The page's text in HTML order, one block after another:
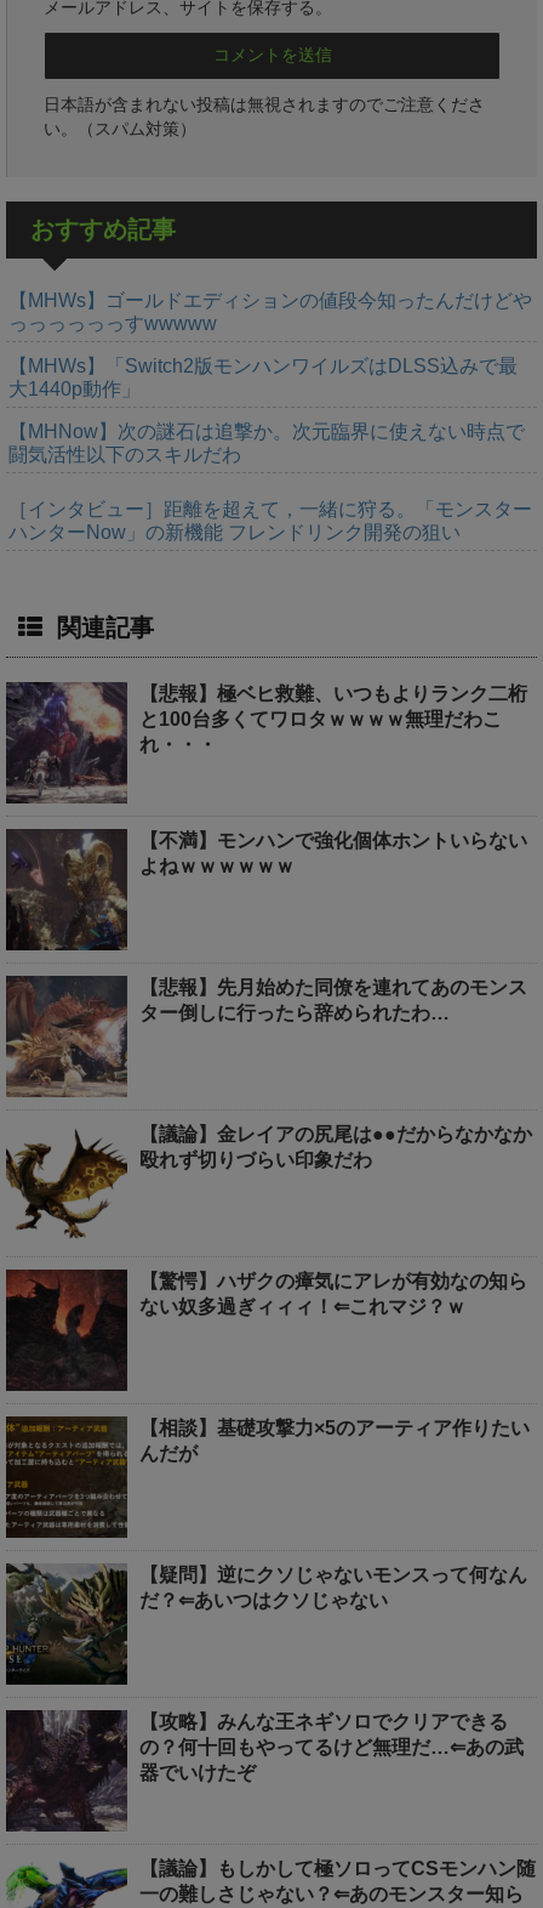
メールアドレス、サイトを保存する。
日本語が含まれない投稿は無視されますのでご注意くださ
い。（スパム対策）
おすすめ記事
【MHWs】ゴールドエディションの値段今知ったんだけどや
っっっっっっすwwwww
【MHWs】「Switch2版モンハンワイルズはDLSS込みで最
大1440p動作」
【MHNow】次の謎石は追撃か。次元臨界に使えない時点で
闘気活性以下のスキルだわ
［インタビュー］距離を超えて，一緒に狩る。「モンスター
ハンターNow」の新機能 フレンドリンク開発の狙い
関連記事
【悲報】極ベヒ救難、いつもよりランク二桁
と100台多くてワロタｗｗｗｗ無理だわこ
れ・・・
【不満】モンハンで強化個体ホントいらない
よねｗｗｗｗｗｗ
【悲報】先月始めた同僚を連れてあのモンス
ター倒しに行ったら辞められたわ…
【議論】金レイアの尻尾は●●だからなかなか
殴れず切りづらい印象だわ
【驚愕】ハザクの瘴気にアレが有効なの知ら
ない奴多過ぎィィィ！⇐これマジ？ｗ
【相談】基礎攻撃力×5のアーティア作りたい
んだが
【疑問】逆にクソじゃないモンスって何なん
だ？⇐あいつはクソじゃない
【攻略】みんな王ネギソロでクリアできる
の？何十回もやってるけど無理だ…⇐あの武
器でいけたぞ
【議論】もしかして極ソロってCSモンハン随
一の難しさじゃない？⇐あのモンスター知ら